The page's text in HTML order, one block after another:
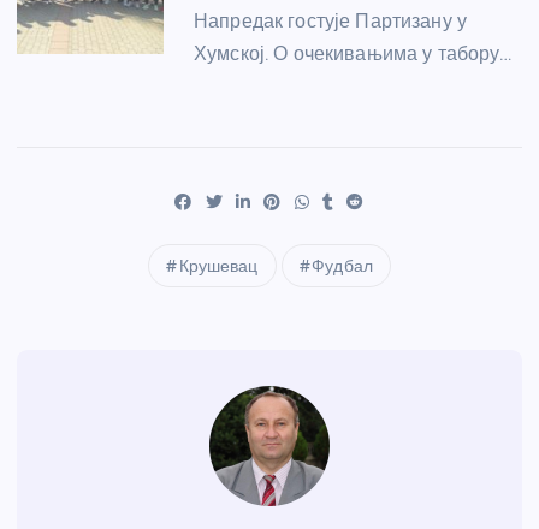
Напредак гостује Партизану у
Хумској. О очекивањима у табору…
Крушевац Фудбал